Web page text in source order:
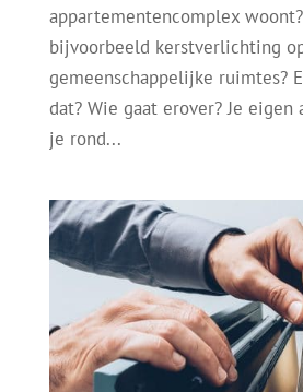
appartementencomplex
bijvoorbeeld kerstverlichting
gemeenschappelijke ruimtes?
dat? Wie gaat erover? Je
je rond...